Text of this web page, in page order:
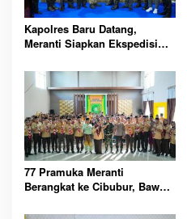
Kapolres Baru Datang,
Meranti Siapkan Ekspedisi
77 Pramuka Meranti
Berangkat ke Cibubur, Bawa